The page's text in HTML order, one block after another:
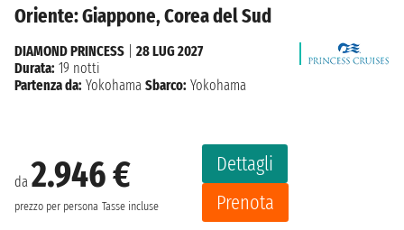
Oriente: Giappone, Corea del Sud
da 2.946 €
prezzo per persona Tasse incluse
Dettagli
Prenota
DIAMOND PRINCESS
28 LUG 2027
Durata: 19 notti
Partenza da: Yokohama Sbarco: Yokohama